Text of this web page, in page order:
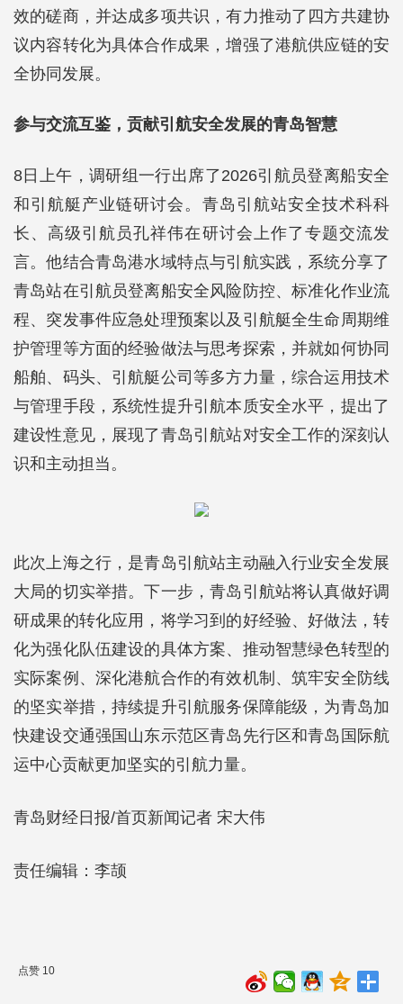
效的磋商，并达成多项共识，有力推动了四方共建协
议内容转化为具体合作成果，增强了港航供应链的安
全协同发展。
参与交流互鉴，贡献引航安全发展的青岛智慧
8日上午，调研组一行出席了2026引航员登离船安全
和引航艇产业链研讨会。青岛引航站安全技术科科
长、高级引航员孔祥伟在研讨会上作了专题交流发
言。他结合青岛港水域特点与引航实践，系统分享了
青岛站在引航员登离船安全风险防控、标准化作业流
程、突发事件应急处理预案以及引航艇全生命周期维
护管理等方面的经验做法与思考探索，并就如何协同
船舶、码头、引航艇公司等多方力量，综合运用技术
与管理手段，系统性提升引航本质安全水平，提出了
建设性意见，展现了青岛引航站对安全工作的深刻认
识和主动担当。
此次上海之行，是青岛引航站主动融入行业安全发展
大局的切实举措。下一步，青岛引航站将认真做好调
研成果的转化应用，将学习到的好经验、好做法，转
化为强化队伍建设的具体方案、推动智慧绿色转型的
实际案例、深化港航合作的有效机制、筑牢安全防线
的坚实举措，持续提升引航服务保障能级，为青岛加
快建设交通强国山东示范区青岛先行区和青岛国际航
运中心贡献更加坚实的引航力量。
青岛财经日报/首页新闻记者 宋大伟
责任编辑：李颉
点赞 10